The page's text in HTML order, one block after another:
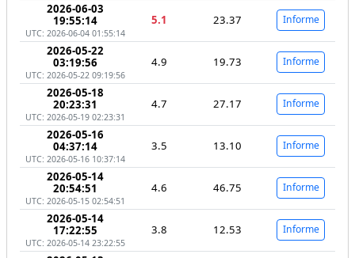
2026-06-03
19:55:14
UTC: 2026-06-04 01:55:14
5.1 23.37 Informe
2026-05-22
03:19:56
UTC: 2026-05-22 09:19:56
4.9 19.73 Informe
2026-05-18
20:23:31
UTC: 2026-05-19 02:23:31
4.7 27.17 Informe
2026-05-16
04:37:14
UTC: 2026-05-16 10:37:14
3.5 13.10 Informe
2026-05-14
20:54:51
UTC: 2026-05-15 02:54:51
4.6 46.75 Informe
2026-05-14
17:22:55
UTC: 2026-05-14 23:22:55
3.8 12.53 Informe